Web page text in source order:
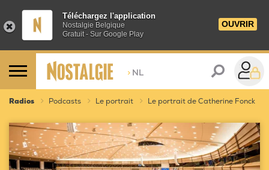
Téléchargez l'application
Nostalgie Belgique
Gratuit - Sur Google Play
OUVRIR
> NL
Radios Podcasts Le portrait Le portrait de Catherine Fonck